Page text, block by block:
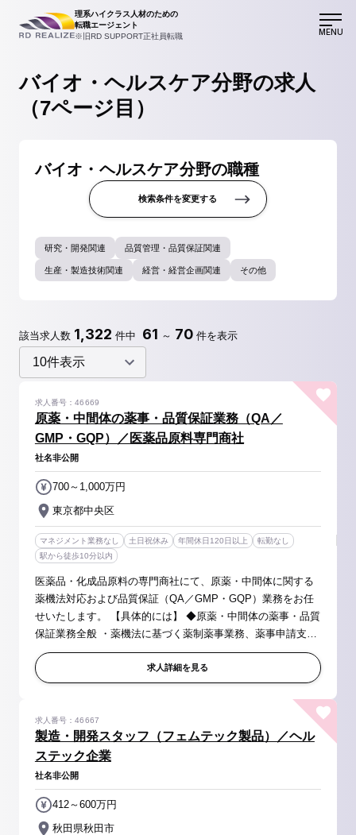
理系ハイクラス人材のための
転職エージェント
※旧RD SUPPORT正社員転職
MENU
バイオ・ヘルスケア分野の求人
（7ページ目）
バイオ・ヘルスケア分野の職種
検索条件を変更する
研究・開発関連 品質管理・品質保証関連
生産・製造技術関連 経営・経営企画関連 その他
該当求人数 1,322 件中 61 ～ 70 件を表示
原薬・中間体の薬事・品質保証業務（QA／
GMP・GQP）／医薬品原料専門商社
求人番号：46669
社名非公開
東京都中央区
700～1,000万円
マネジメント業務なし 土日祝休み 年間休日120日以上
転勤なし
駅から徒歩10分以内
医薬品・化成品原料の専門商社にて、原薬・中間体に関する
薬機法対応および品質保証（QA／GMP・GQP）業務をお任
せいたします。 【具体的には】 ◆原薬・中間体の薬事・品質
保証業務全般 ・薬機法に基づく薬制薬事業務、薬事申請支援
（DMF関連資料の管理・提出サポート等） ・GMP／GQP準
拠の品質保証（QA）業務、品...
求人詳細を見る
製造・開発スタッフ（フェムテック製品）／ヘル
ステック企業
求人番号：46667
社名非公開
秋田県秋田市
412～600万円